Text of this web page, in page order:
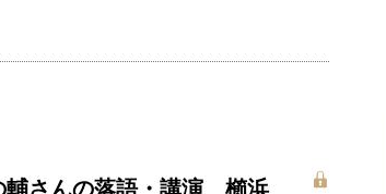
輔さんの落語・講演 櫛浜